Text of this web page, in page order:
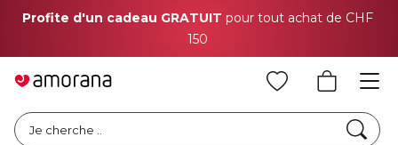
Profite d'un cadeau GRATUIT pour tout achat de CHF
150
Je cherche ..